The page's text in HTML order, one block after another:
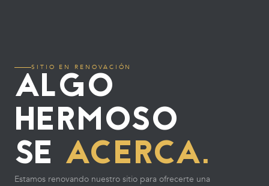
SITIO EN RENOVACIÓN
ALGO
HERMOSO
SE ACERCA.
Estamos renovando nuestro sitio para ofrecerte una